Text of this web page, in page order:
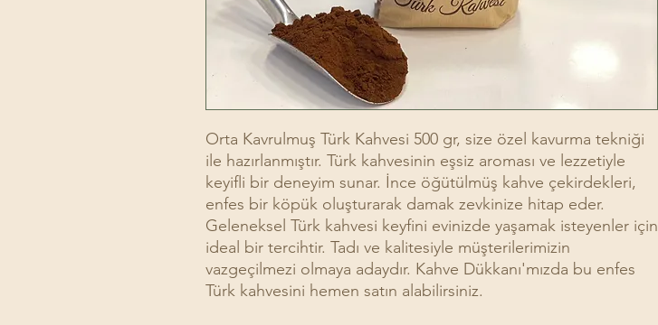
Orta Kavrulmuş Türk Kahvesi 500 gr, size özel kavurma tekniği
ile hazırlanmıştır. Türk kahvesinin eşsiz aroması ve lezzetiyle
keyifli bir deneyim sunar. İnce öğütülmüş kahve çekirdekleri,
enfes bir köpük oluşturarak damak zevkinize hitap eder.
Geleneksel Türk kahvesi keyfini evinizde yaşamak isteyenler için
ideal bir tercihtir. Tadı ve kalitesiyle müşterilerimizin
vazgeçilmezi olmaya adaydır. Kahve Dükkanı'mızda bu enfes
Türk kahvesini hemen satın alabilirsiniz.